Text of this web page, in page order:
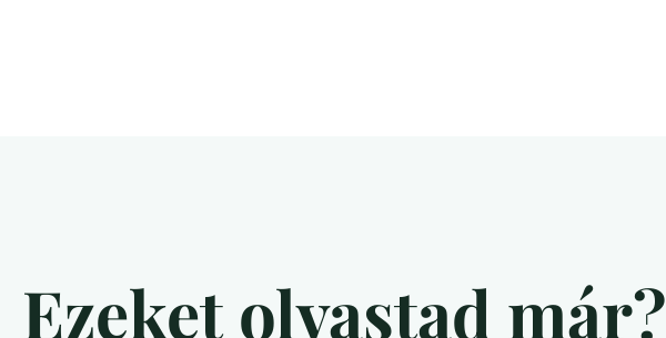
Ezeket olvastad már?